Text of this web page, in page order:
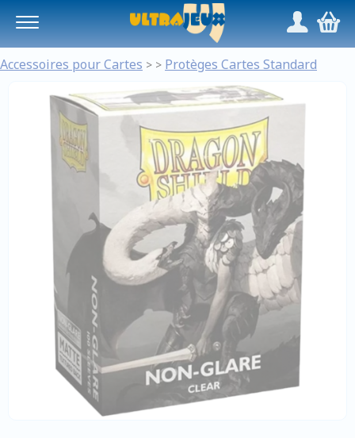
/,
Accessoires pour Cartes > > Protèges Cartes Standard